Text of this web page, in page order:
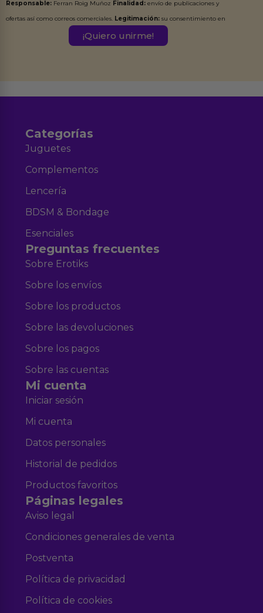
Responsable: Ferran Roig Muñoz Finalidad: envío de publicaciones y
ofertas así como correos comerciales. Legitimación: su consentimiento en
Destinatarios:Ferran Roig Muñoz. Podrás ejercer tus
Categorías
Juguetes
Complementos
Lencería
BDSM & Bondage
Esenciales
Preguntas frecuentes
Sobre Erotiks
Sobre los envíos
Sobre los productos
Sobre las devoluciones
Sobre los pagos
Sobre las cuentas
Mi cuenta
Iniciar sesión
Mi cuenta
Datos personales
Historial de pedidos
Productos favoritos
Páginas legales
Aviso legal
Condiciones generales de venta
Postventa
Política de privacidad
Política de cookies